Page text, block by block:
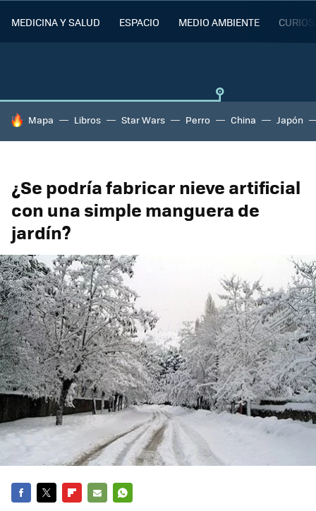
MEDICINA Y SALUD ESPACIO MEDIO AMBIENTE
HOY SE HABLA DE
Mapa Libros Star Wars Perro China Japón
¿Se podría fabricar nieve artificial
con una simple manguera de
jardín?